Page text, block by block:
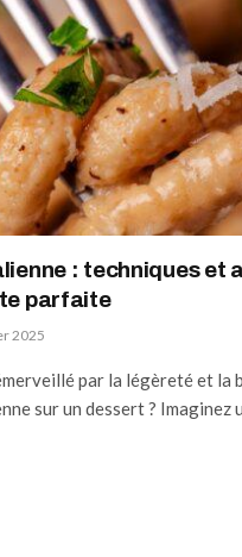
: techniques et
parfaite
2025
par la légèreté et la
sur un dessert ? Imaginez